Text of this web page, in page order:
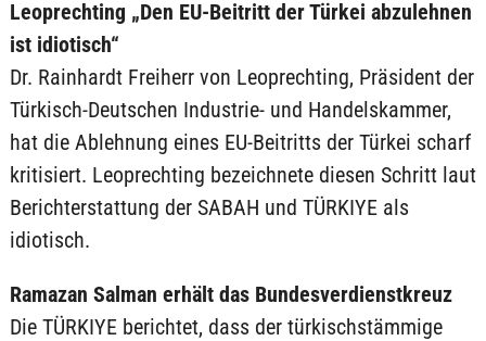
Leoprechting „Den EU-Beitritt der Türkei abzulehnen
ist idiotisch“
Dr. Rainhardt Freiherr von Leoprechting, Präsident der
Türkisch-Deutschen Industrie- und Handelskammer,
hat die Ablehnung eines EU-Beitritts der Türkei scharf
kritisiert. Leoprechting bezeichnete diesen Schritt laut
Berichterstattung der SABAH und TÜRKIYE als
idiotisch.
Ramazan Salman erhält das Bundesverdienstkreuz
Die TÜRKIYE berichtet, dass der türkischstämmige